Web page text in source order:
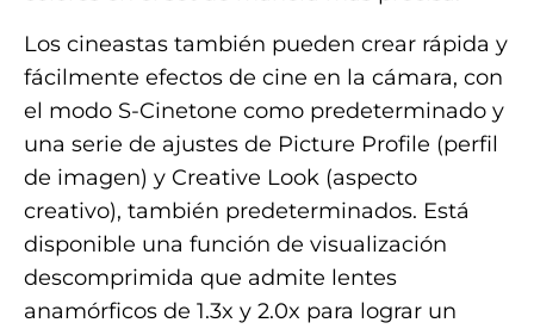
Los cineastas también pueden crear rápida y
fácilmente efectos de cine en la cámara, con
el modo S-Cinetone como predeterminado y
una serie de ajustes de Picture Profile (perfil
de imagen) y Creative Look (aspecto
creativo), también predeterminados. Está
disponible una función de visualización
descomprimida que admite lentes
anamórficos de 1.3x y 2.0x para lograr un